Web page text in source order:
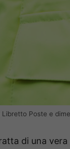
Poste e
di una